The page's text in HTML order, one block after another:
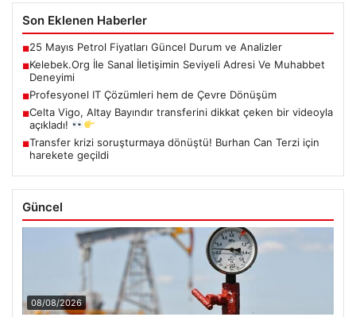
Son Eklenen Haberler
■25 Mayıs Petrol Fiyatları Güncel Durum ve Analizler
■Kelebek.Org İle Sanal İletişimin Seviyeli Adresi Ve Muhabbet
Deneyimi
■Profesyonel IT Çözümleri hem de Çevre Dönüşüm
■Celta Vigo, Altay Bayındır transferini dikkat çeken bir videoyla
açıkladı!
■Transfer krizi soruşturmaya dönüştü! Burhan Can Terzi için
harekete geçildi
Güncel
08/08/2026